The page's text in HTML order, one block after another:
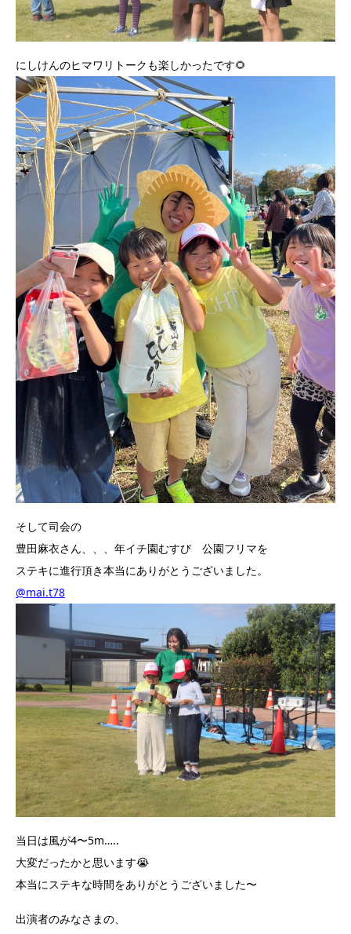
にしけんのヒマワリトークも楽しかったです🌻
そして司会の
豊田麻衣さん、、、年イチ園むすび 公園フリマを
ステキに進行頂き本当にありがとうございました。
@mai.t78
当日は風が4〜5m…..
大変だったかと思います😭
本当にステキな時間をありがとうございました〜
出演者のみなさまの、